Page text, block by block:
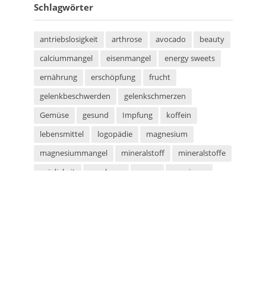
Schlagwörter
antriebslosigkeit arthrose avocado
beauty
calciummangel
eisenmangel
energy sweets
ernährung
erschöpfung
frucht
gelenkbeschwerden
gelenkschmerzen
Gemüse
gesund Impfung
koffein
lebensmittel
logopädie
magnesium
magnesiummangel
mineralstoff
mineralstoffe
müdigkeit
parabene
saunieren